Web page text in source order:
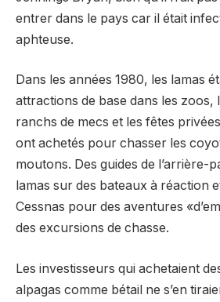
entrer dans le pays car il était
aphteuse.
Dans les années 1980, les lamas
attractions de base dans les zoos,
ranchs de mecs et les fêtes
ont achetés pour chasser les
moutons. Des guides de l’arrière-
lamas sur des bateaux à réaction
Cessnas pour des aventures
des excursions de chasse.
Les investisseurs qui achetaient
alpagas comme bétail ne s’en